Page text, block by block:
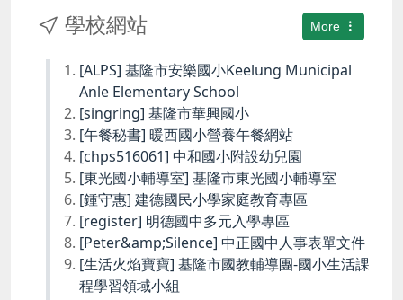
More
學校網站
[ALPS] 基隆市安樂國小Keelung Municipal
Anle Elementary School
[singring] 基隆市華興國小
[午餐秘書] 暖西國小營養午餐網站
[chps516061] 中和國小附設幼兒園
[東光國小輔導室] 基隆市東光國小輔導室
[鍾守惠] 建德國民小學家庭教育專區
[register] 明德國中多元入學專區
[Peter&amp;Silence] 中正國中人事表單文件
[生活火焰寶寶] 基隆市國教輔導團-國小生活課
程學習領域小組